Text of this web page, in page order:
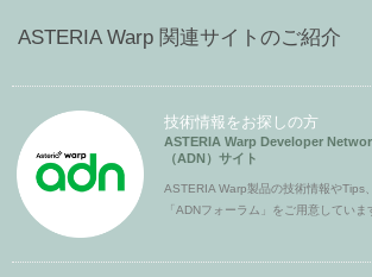
ASTERIA Warp 関連サイトのご紹介
技術情報をお探しの方
ASTERIA Warp Developer
（ADN）サイト
ASTERIA Warp製品の技術情報やTips
「ADNフォーラム」をご用意していま